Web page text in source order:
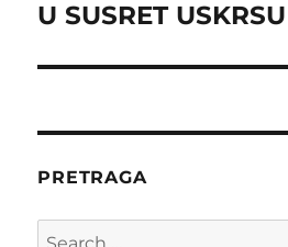
Next
U SUSRET USKRSU
PRETRAGA
Search